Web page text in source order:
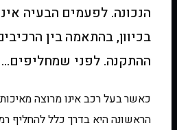
הנכונה. לפעמים הבעיה
בכיוון, בהתאמה בין
ההתקנה. לפני שמחליפים…
כאשר בעל רכב אינו מרוצה
הראשונה היא בדרך כלל להחליף